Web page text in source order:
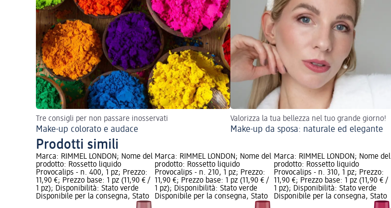
Tre consigli per non passare inosservati
Make-up colorato e audace
Valorizza la tua bellezza nel tuo grande giorno!
Make-up da sposa: naturale ed elegante
Prodotti simili
Marca: RIMMEL LONDON; Nome del
prodotto: Rossetto liquido
Provocalips - n. 400, 1 pz; Prezzo:
11,90 €; Prezzo base: 1 pz (11,90 € /
1 pz); Disponibilità: Stato verde
Disponibile per la consegna, Stato
Marca: RIMMEL LONDON; Nome del
prodotto: Rossetto liquido
Provocalips - n. 210, 1 pz; Prezzo:
11,90 €; Prezzo base: 1 pz (11,90 € /
1 pz); Disponibilità: Stato verde
Disponibile per la consegna, Stato
Marca: RIMMEL LONDON; Nome del
prodotto: Rossetto liquido
Provocalips - n. 310, 1 pz; Prezzo:
11,90 €; Prezzo base: 1 pz (11,90 € /
1 pz); Disponibilità: Stato verde
Disponibile per la consegna, Stato